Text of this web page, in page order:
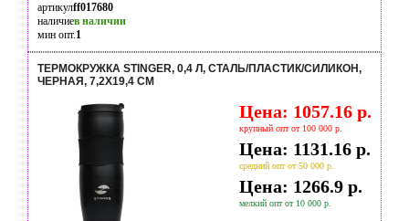
артикулff017680
наличиев наличии
мин опт.1
ТЕРМОКРУЖКА STINGER, 0,4 Л, СТАЛЬ/ПЛАСТИК/СИЛИКОН,
ЧЕРНАЯ, 7,2Х19,4 СМ
Цена: 1057.16 р.
крупный опт от 100 000 р.
Цена: 1131.16 р.
средний опт от 50 000 р.
Цена: 1266.9 р.
мелкий опт от 10 000 р.